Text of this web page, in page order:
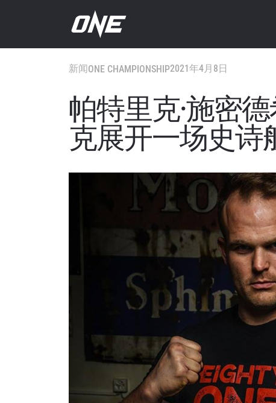
新闻ONE CHAMPIONSHIP2021年4月8日
帕特里克·施密
克展开一场史诗